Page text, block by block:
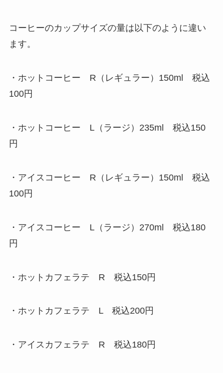
コーヒーのカップサイズの量は以下のように違い
ます。
・ホットコーヒー R（レギュラー）150ml 税込
100円
・ホットコーヒー L（ラージ）235ml 税込150
円
・アイスコーヒー R（レギュラー）150ml 税込
100円
・アイスコーヒー L（ラージ）270ml 税込180
円
・ホットカフェラテ R 税込150円
・ホットカフェラテ L 税込200円
・アイスカフェラテ R 税込180円